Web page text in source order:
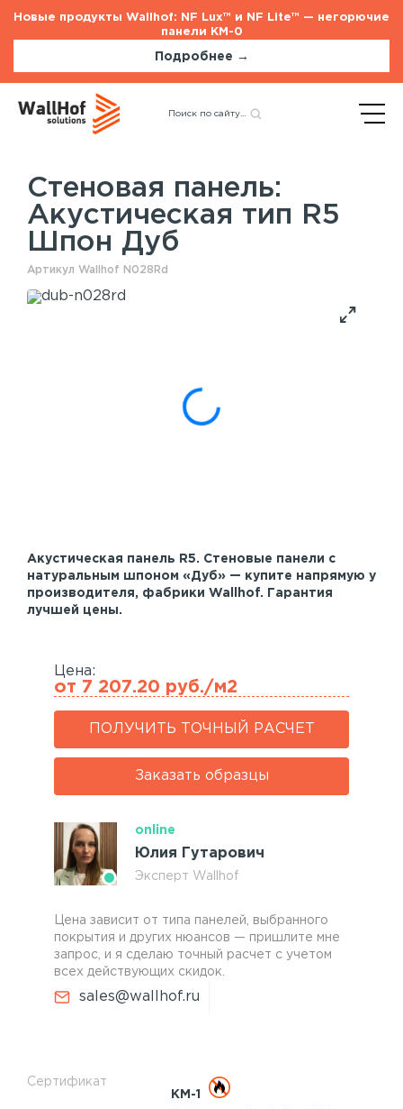
Новые продукты Wallhof: NF Lux™ и NF Lite™ — негорючие
панели КМ-0
Подробнее →
Стеновые панели
Шпонированные панели
Акустические панели
Панели с полимерным покрытием
Шпонированные панели
Услуги
Монтаж акустических панелей
Назад
Акустические панели
Стеновая панель:
Акустическая тип R5
Шпон Дуб
Артикул Wallhof N028Rd
Акустическая панель R5. Стеновые панели с
натуральным шпоном «Дуб» — купите напрямую у
производителя, фабрики Wallhof. Гарантия
лучшей цены.
Сертификат
КМ-1
Цена:
от 7 207.20 руб./м2
ПОЛУЧИТЬ ТОЧНЫЙ РАСЧЕТ
Заказать образцы
online
Юлия Гутарович
Эксперт Wallhof
Цена зависит от типа панелей, выбранного
покрытия и других нюансов — пришлите мне
запрос, и я сделаю точный расчет с учетом
всех действующих скидок.
sales@wallhof.ru